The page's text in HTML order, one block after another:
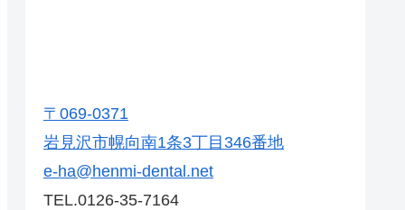
〒069-0371
岩見沢市幌向南1条3丁目346番地
e-ha@henmi-dental.net
TEL.0126-35-7164